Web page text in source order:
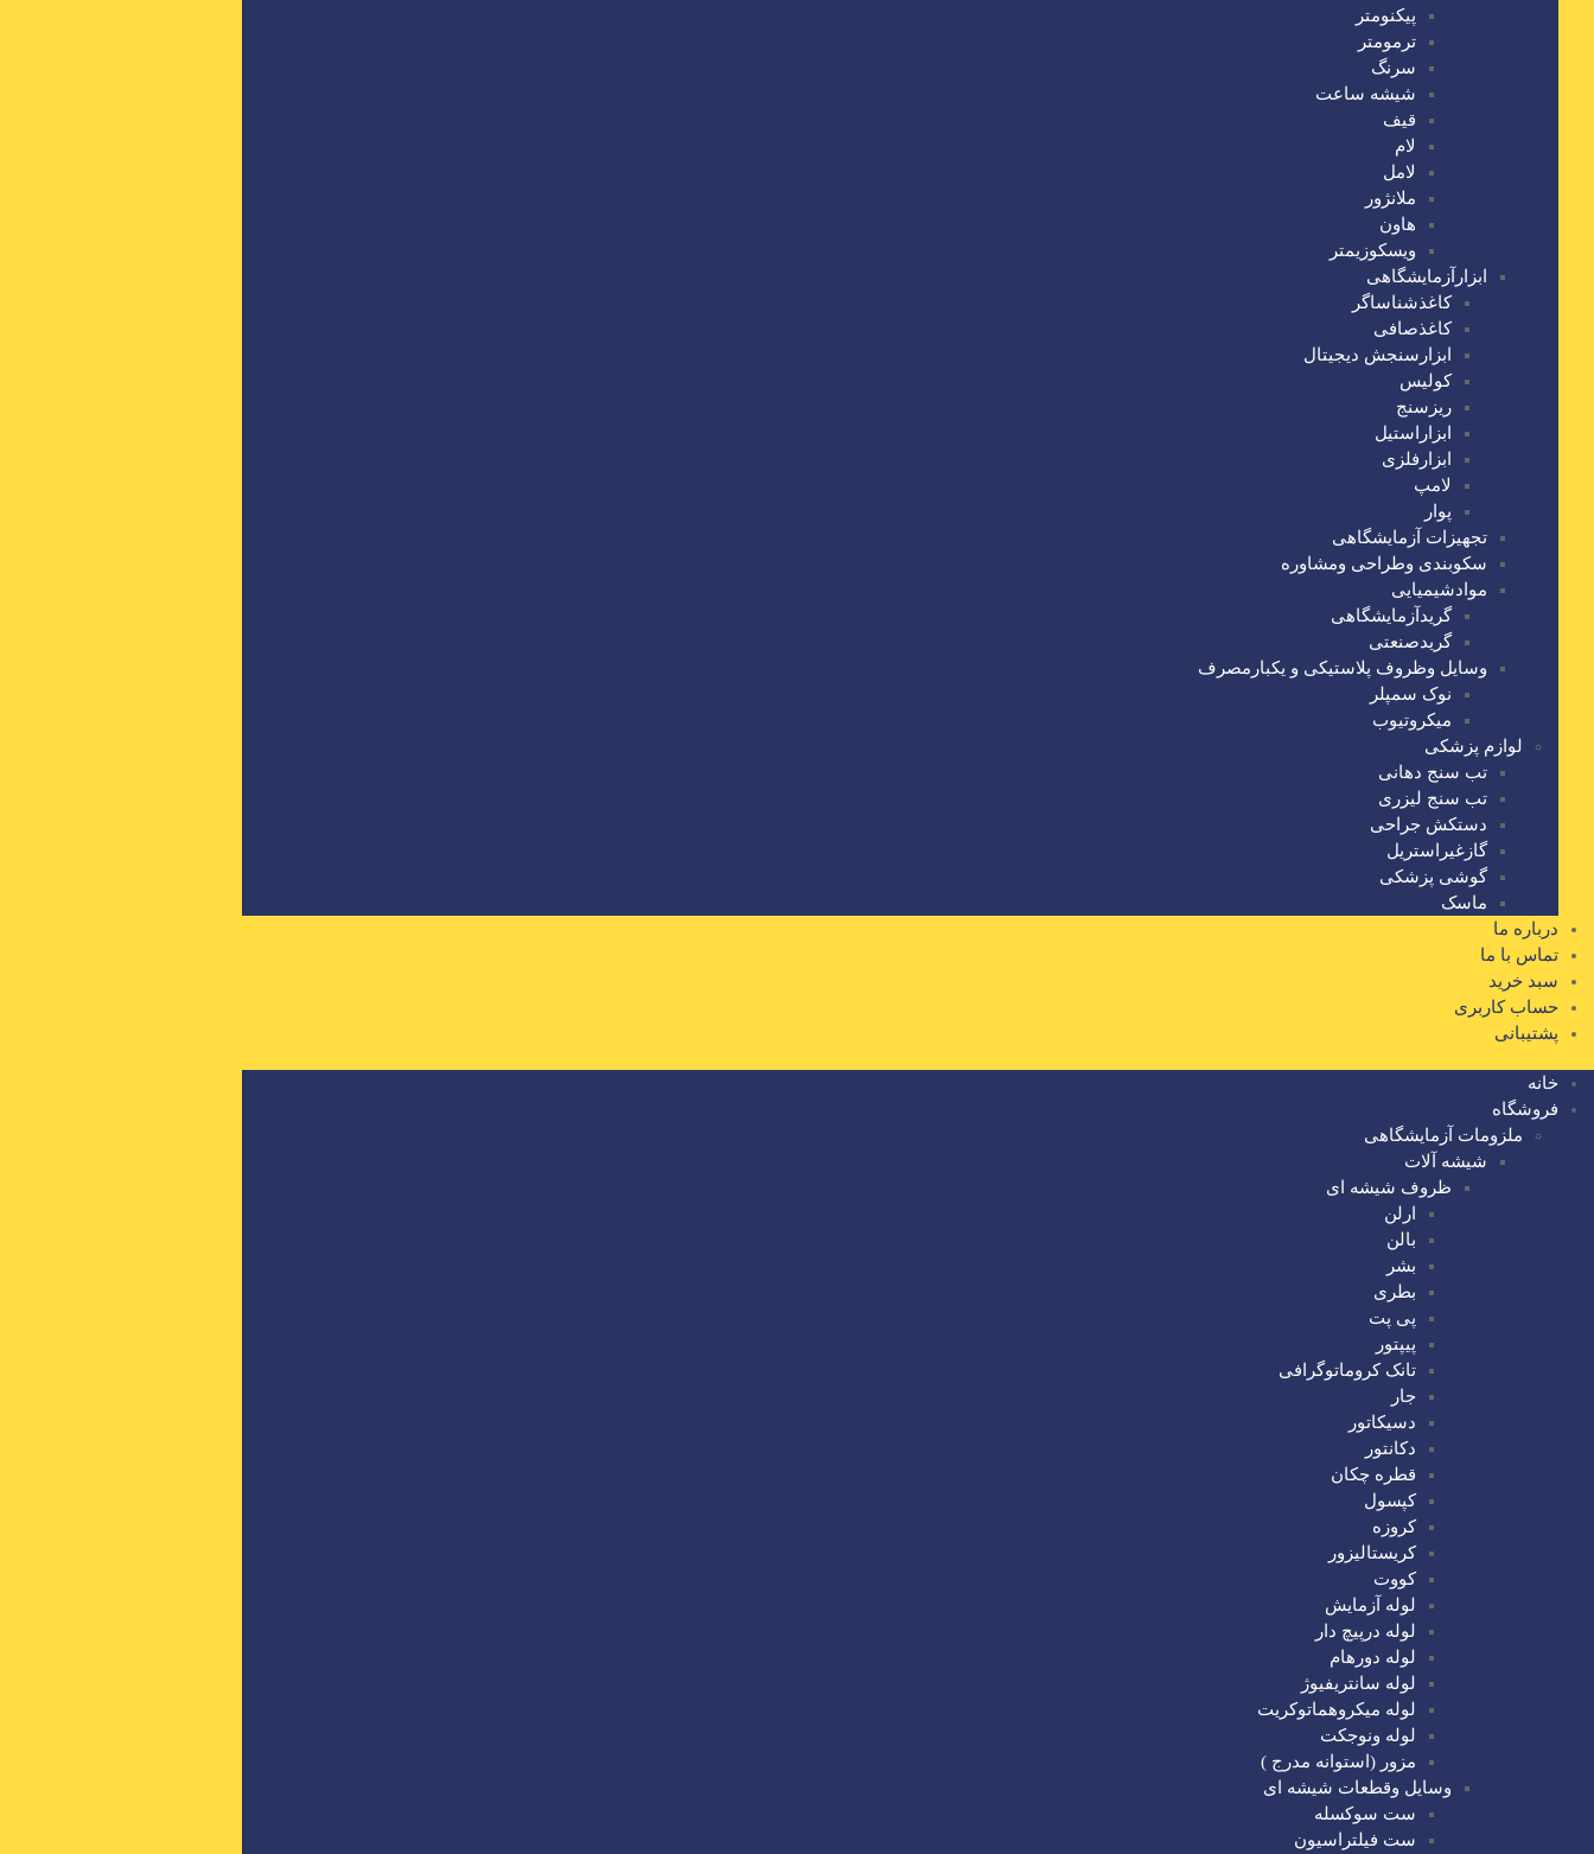
پیکنومتر
ترمومتر
سرنگ
شیشه ساعت
قیف
لام
لامل
ملانژور
هاون
ویسکوزیمتر
ابزارآزمایشگاهی
کاغذشناساگر
کاغذصافی
ابزارسنجش دیجیتال
کولیس
ریزسنج
ابزاراستیل
ابزارفلزی
لامپ
پوار
تجهیزات آزمایشگاهی
سکوبندی وطراحی ومشاوره
موادشیمیایی
گریدآزمایشگاهی
گریدصنعتی
وسایل وظروف پلاستیکی و یکبارمصرف
نوک سمپلر
میکروتیوب
لوازم پزشکی
تب سنج دهانی
تب سنج لیزری
دستکش جراحی
گازغیراستریل
گوشی پزشکی
ماسک
درباره ما
تماس با ما
سبد خرید
حساب کاربری
پشتیبانی
خانه
فروشگاه
ملزومات آزمایشگاهی
شیشه آلات
ظروف شیشه ای
ارلن
بالن
بشر
بطری
پی پت
پیپتور
تانک کروماتوگرافی
جار
دسیکاتور
دکانتور
قطره چکان
کپسول
کروزه
کریستالیزور
کووت
لوله آزمایش
لوله درپیچ دار
لوله دورهام
لوله سانتریفیوژ
لوله میکروهماتوکریت
لوله ونوجکت
مزور (استوانه مدرج )
وسایل وقطعات شیشه ای
ست سوکسله
ست فیلتراسیون